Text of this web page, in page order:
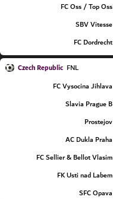
FC Oss / Top Oss
SBV Vitesse
FC Dordrecht
Czech Republic FNL
FC Vysocina Jihlava
Slavia Prague B
Prostejov
AC Dukla Praha
FC Sellier & Bellot Vlasim
FK Usti nad Labem
SFC Opava